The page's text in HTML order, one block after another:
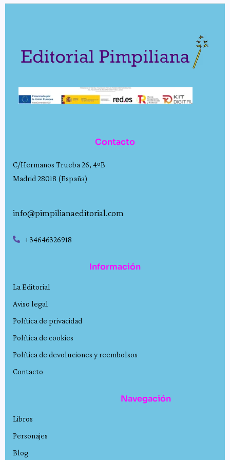
Contacto
C/Hermanos Trueba 26, 4ºB
Madrid 28018 (España)
info@pimpilianaeditorial.com
+34646326918
Información
La Editorial
Aviso legal
Política de privacidad
Política de cookies
Política de devoluciones y reembolsos
Contacto
Navegación
Libros
Personajes
Blog